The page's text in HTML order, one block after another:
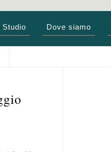
Studio Dove siamo